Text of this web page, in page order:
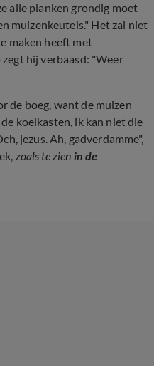
alle planken grondig moet
muizenkeutels." Het zal niet
maken heeft met
hij verbaasd: "Weer
de boeg, want de muizen
koelkasten, ik kan niet die
jezus. Ah, gadverdamme",
zoals te zien in de